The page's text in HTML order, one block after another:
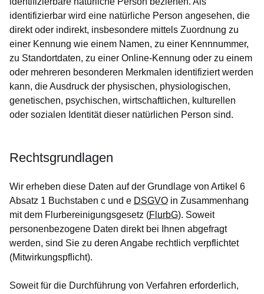
identifizierbar wird eine natürliche Person angesehen, die
direkt oder indirekt, insbesondere mittels Zuordnung zu
einer Kennung wie einem Namen, zu einer Kennnummer,
zu Standortdaten, zu einer Online-Kennung oder zu einem
oder mehreren besonderen Merkmalen identifiziert werden
kann, die Ausdruck der physischen, physiologischen,
genetischen, psychischen, wirtschaftlichen, kulturellen
oder sozialen Identität dieser natürlichen Person sind.
Rechtsgrundlagen
Wir erheben diese Daten auf der Grundlage von Artikel 6
Absatz 1 Buchstaben c und e DSGVO in Zusammenhang
mit dem Flurbereinigungsgesetz (FlurbG). Soweit
personenbezogene Daten direkt bei Ihnen abgefragt
werden, sind Sie zu deren Angabe rechtlich verpflichtet
(Mitwirkungspflicht).
Soweit für die Durchführung von Verfahren erforderlich,